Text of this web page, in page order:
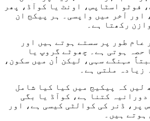
فوٹو اسٹاپس، اونٹ یا کوآڈ، پھر
اور آخر میں واپسی۔ ہر پیکج ان
رکھتا ہے۔
عام طور پر سستے ہوتے ہیں اور
حصہ ہوتی ہے۔ چھوٹے گروپ یا
مہنگے سہی، لیکن اُن میں سکون،
زیادہ ملتی ہے۔
لیں کہ پیکیج میں کیا کیا شامل
دورانیہ کتنا ہے، کوآڈ یا بگی
پر، ڈنر کی کوالٹی کیسی ہے، اور
ہیں۔